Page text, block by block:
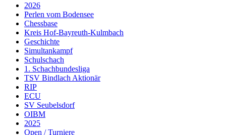
2026
Perlen vom Bodensee
Chessbase
Kreis Hof-Bayreuth-Kulmbach
Geschichte
Simultankampf
Schulschach
1. Schachbundesliga
TSV Bindlach Aktionär
RIP
ECU
SV Seubelsdorf
OIBM
2025
Open / Turniere